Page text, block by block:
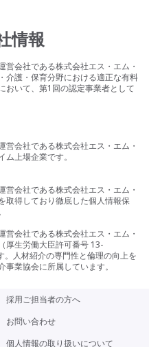
情報
営会社である株式会社エス・エム・
介護・保育分野における適正な有料
おいて、第1回の認定事業者として
営会社である株式会社エス・エム・
上場企業です。
営会社である株式会社エス・エム・
取得しており徹底した個人情報保
営会社である株式会社エス・エム・
厚生労働大臣許可番号 13-
人材紹介の専門性と倫理の向上を
業協会に所属しています。
採用ご担当者の方へ
お問い合わせ
個人情報の取り扱いについて